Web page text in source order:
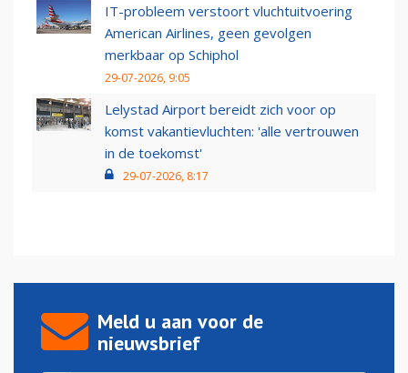
IT-probleem verstoort vluchtuitvoering
American Airlines, geen gevolgen
merkbaar op Schiphol
29-07-2026, 9:05
Lelystad Airport bereidt zich voor op
komst vakantievluchten: 'alle vertrouwen
in de toekomst'
29-07-2026, 8:17
Meld u aan voor de
nieuwsbrief